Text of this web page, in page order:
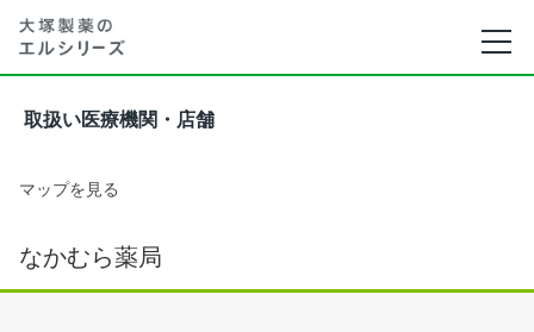
取扱い医療機関・店舗
マップを見る
なかむら薬局